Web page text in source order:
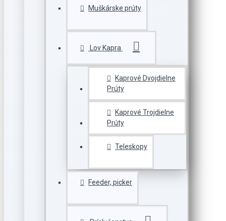
Muškárske prúty
Lov Kapra
Kaprové Dvojdielne
Prúty
Kaprové Trojdielne
Prúty
Teleskopy
Feeder, picker